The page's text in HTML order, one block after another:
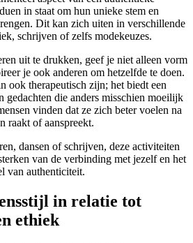
in staat om hun unieke stem en
Dit kan zich uiten in verschillende
schrijven of zelfs modekeuzes.
uit te drukken, geef je niet alleen vorm
je ook anderen om hetzelfde te doen.
ook therapeutisch zijn; het biedt een
gedachten die anders misschien moeilijk
vinden dat ze zich beter voelen na
raakt of aanspreekt.
dansen of schrijven, deze activiteiten
van de verbinding met jezelf en het
van authenticiteit.
in relatie tot
ethiek